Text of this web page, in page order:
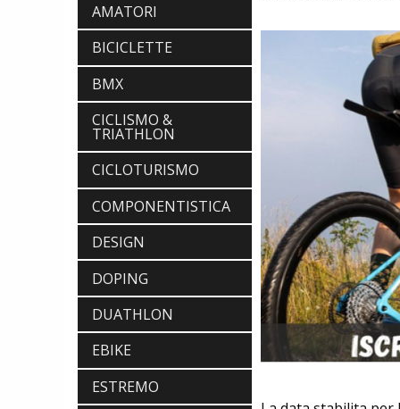
AMATORI
BICICLETTE
BMX
CICLISMO &
TRIATHLON
CICLOTURISMO
COMPONENTISTICA
DESIGN
DOPING
DUATHLON
EBIKE
ESTREMO